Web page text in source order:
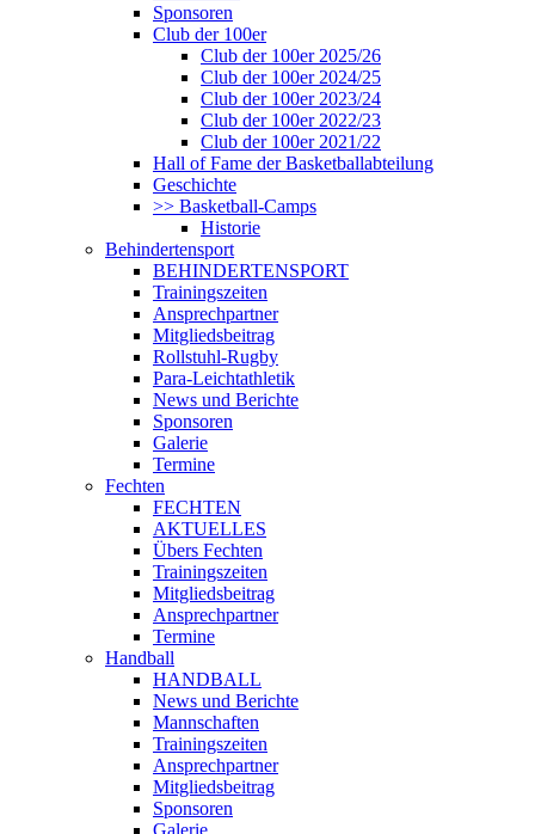
Sponsoren
Club der 100er
Club der 100er 2025/26
Club der 100er 2024/25
Club der 100er 2023/24
Club der 100er 2022/23
Club der 100er 2021/22
Hall of Fame der Basketballabteilung
Geschichte
>> Basketball-Camps
Historie
Behindertensport
BEHINDERTENSPORT
Trainingszeiten
Ansprechpartner
Mitgliedsbeitrag
Rollstuhl-Rugby
Para-Leichtathletik
News und Berichte
Sponsoren
Galerie
Termine
Fechten
FECHTEN
AKTUELLES
Übers Fechten
Trainingszeiten
Mitgliedsbeitrag
Ansprechpartner
Termine
Handball
HANDBALL
News und Berichte
Mannschaften
Trainingszeiten
Ansprechpartner
Mitgliedsbeitrag
Sponsoren
Galerie